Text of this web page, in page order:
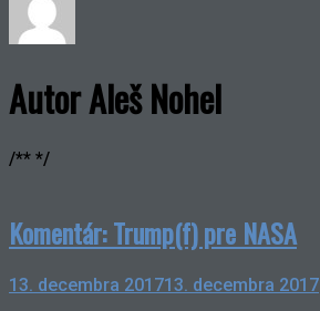
AutorAleš Nohel
/** */
Komentár: Trump(f) pre NASA
13. decembra 201713. decembra 2017